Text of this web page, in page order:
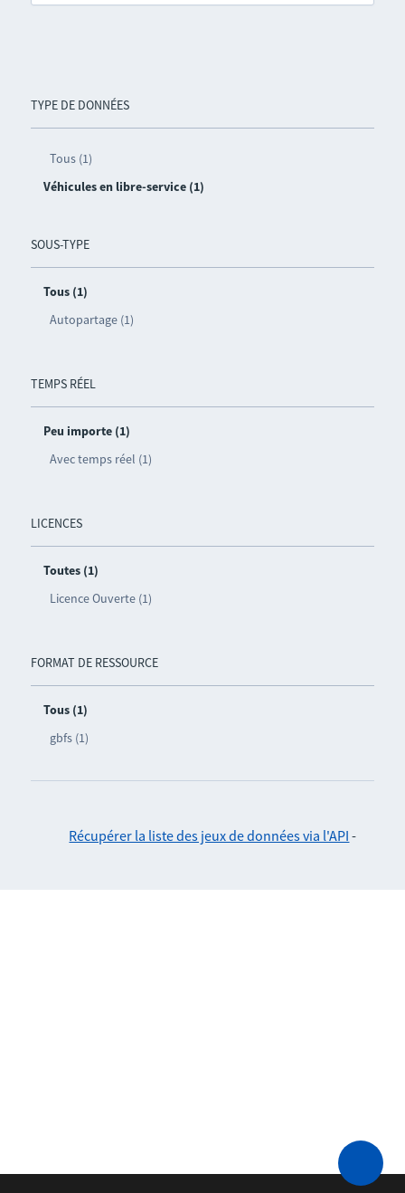
TYPE DE DONNÉES
Tous (1)
Véhicules en libre-service (1)
SOUS-TYPE
Tous (1)
Autopartage (1)
TEMPS RÉEL
Peu importe (1)
Avec temps réel (1)
LICENCES
Toutes (1)
Licence Ouverte (1)
FORMAT DE RESSOURCE
Tous (1)
gbfs (1)
Récupérer la liste des jeux de données via l'API -